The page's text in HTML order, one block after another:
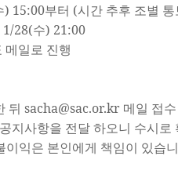
15:00부터 (시간 추후 조별
1/28(수) 21:00
일로 진행
뒤 sacha@sac.or.kr 메일 접수
지사항을 전달 하오니 수시로
이익은 본인에게 책임이 있습